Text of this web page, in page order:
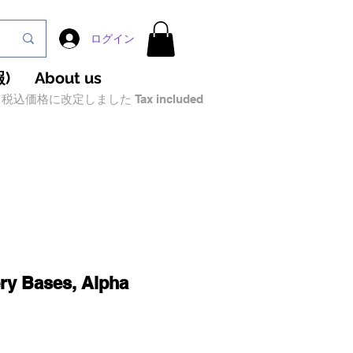
ログイン
) About us
込価格に改定しました Tax included
Bases, Alpha